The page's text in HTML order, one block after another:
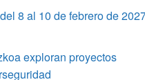
8 al 10 de febrero de
exploran proyectos